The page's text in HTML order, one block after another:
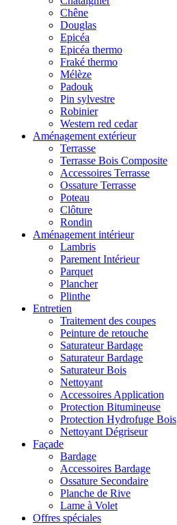
Chêne
Douglas
Epicéa
Epicéa thermo
Fraké thermo
Mélèze
Padouk
Pin sylvestre
Robinier
Western red cedar
Aménagement extérieur
Terrasse
Terrasse Bois Composite
Accessoires Terrasse
Ossature Terrasse
Poteau
Clôture
Rondin
Aménagement intérieur
Lambris
Parement Intérieur
Parquet
Plancher
Plinthe
Entretien
Traitement des coupes
Peinture de retouche
Saturateur Bardage
Saturateur Bardage
Saturateur Bois
Nettoyant
Accessoires Application
Protection Bitumineuse
Protection Hydrofuge Bois
Nettoyant Dégriseur
Façade
Bardage
Accessoires Bardage
Ossature Secondaire
Planche de Rive
Lame à Volet
Offres spéciales